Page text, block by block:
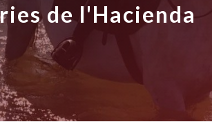
de l'Hacienda